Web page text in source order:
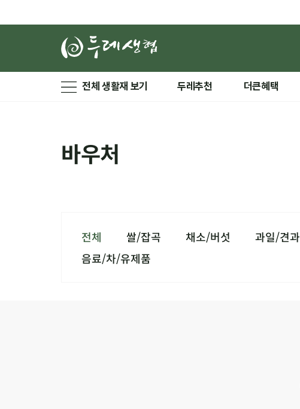
전체 생활재 보기 두레추천 더큰혜택
바우처
전체 쌀/잡곡 채소/버섯 과일/견과
음료/차/유제품